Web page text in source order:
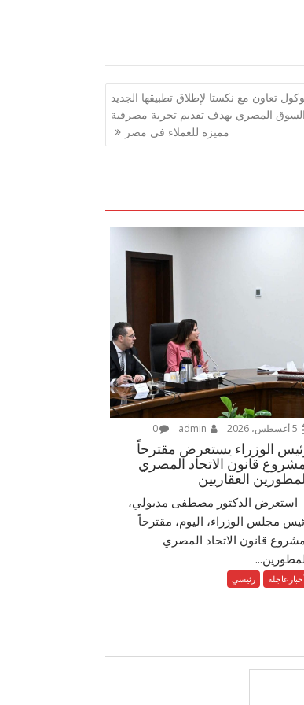
تعاون مع نكستا لإطلاق تطبيقها الجديد
السوق المصري بهدف تقديم تجربة مصرفية
مميزة للعملاء في مصر
0
الوزراء يستعرض مقترحاً
قانون الاتحاد المصري
العقاريين
استعرض الدكتور مصطفى مدبولي،
مجلس الوزراء، اليوم، مقترحاً
قانون الاتحاد المصري
رئيسي